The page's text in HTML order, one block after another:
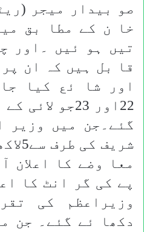
صو بیدار میجر
خا ن کے مطا بق
تیں ہو ئیں ۔اور
قا بل ہیں کہ ان
اور شا ئع کیا
22اور 23جو
گئے۔جن میں وزیر
شریف
پے کی گر انٹ کا
وزیراعظم کی
دکھا ئے گئے۔ جن